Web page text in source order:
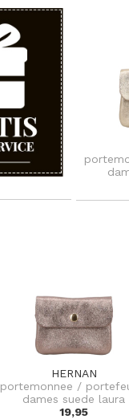
HERNAN
portemonnee /
dames suede laura
19,95